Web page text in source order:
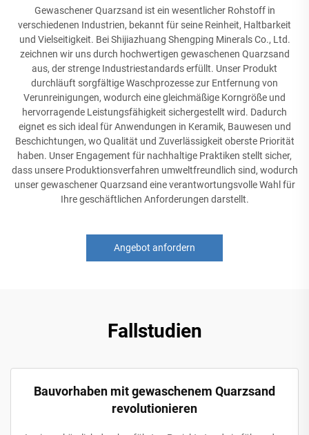
Gewaschener Quarzsand ist ein wesentlicher Rohstoff in
verschiedenen Industrien, bekannt für seine Reinheit, Haltbarkeit
und Vielseitigkeit. Bei Shijiazhuang Shengping Minerals Co., Ltd.
zeichnen wir uns durch hochwertigen gewaschenen Quarzsand
aus, der strenge Industriestandards erfüllt. Unser Produkt
durchläuft sorgfältige Waschprozesse zur Entfernung von
Verunreinigungen, wodurch eine gleichmäßige Korngröße und
hervorragende Leistungsfähigkeit sichergestellt wird. Dadurch
eignet es sich ideal für Anwendungen in Keramik, Bauwesen und
Beschichtungen, wo Qualität und Zuverlässigkeit oberste Priorität
haben. Unser Engagement für nachhaltige Praktiken stellt sicher,
dass unsere Produktionsverfahren umweltfreundlich sind, wodurch
unser gewaschener Quarzsand eine verantwortungsvolle Wahl für
Ihre geschäftlichen Anforderungen darstellt.
Angebot anfordern
Fallstudien
Bauvorhaben mit gewaschenem Quarzsand
revolutionieren